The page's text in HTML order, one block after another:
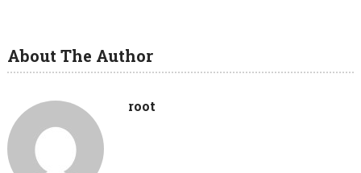
About The Author
root